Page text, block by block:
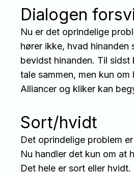
Dialogen
Nu er det oprindelige
hører ikke, hvad hinanden
bevidst hinanden. Til
tale sammen, men kun om
Alliancer og kliker kan
Sort/hvidt
Det oprindelige problem
Nu handler det kun om at
Det hele er sort eller hvidt.